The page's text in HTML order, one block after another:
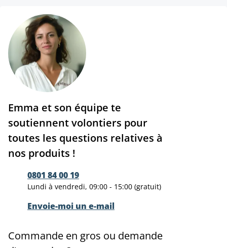
Emma et son équipe te
soutiennent volontiers pour
toutes les questions relatives à
nos produits !
0801 84 00 19
Lundi à vendredi, 09:00 - 15:00 (gratuit)
Envoie-moi un e-mail
Commande en gros ou demande